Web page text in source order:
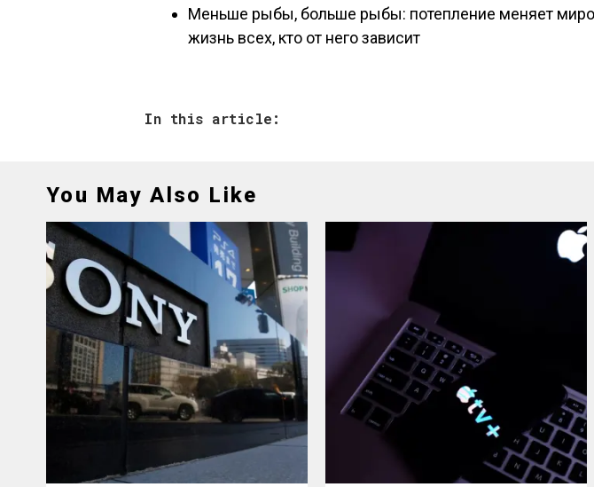
Меньше рыбы, больше рыбы: потепление меняет
жизнь всех, кто от него зависит
In this article:
You May Also Like